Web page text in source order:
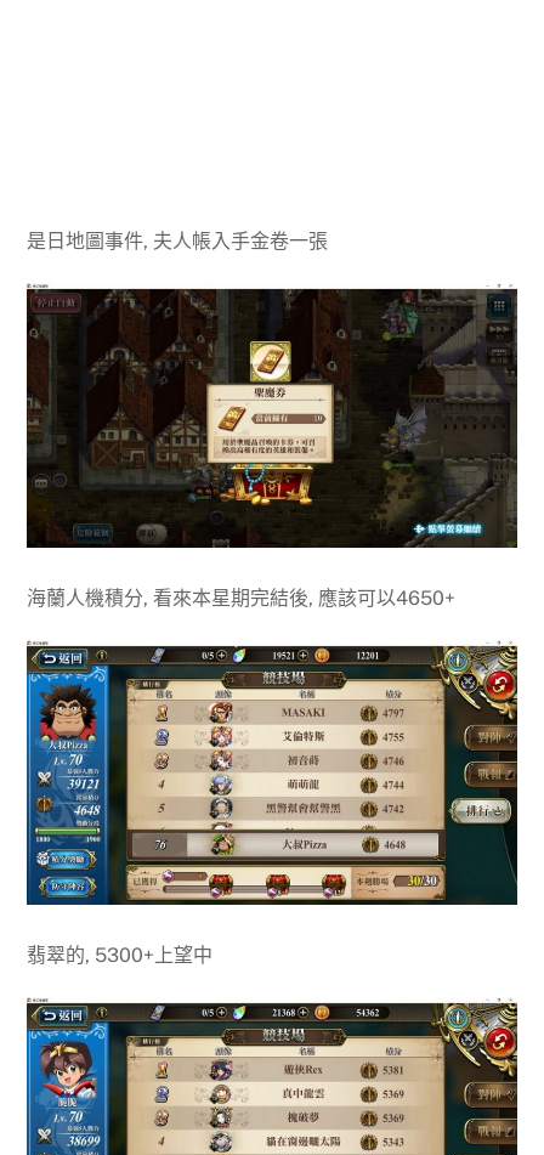
是日地圖事件, 夫人帳入手金卷一張
海蘭人機積分, 看來本星期完結後, 應該可以4650+
翡翠的, 5300+上望中